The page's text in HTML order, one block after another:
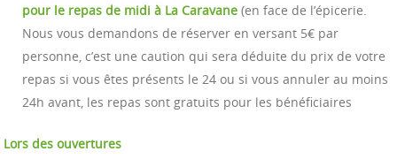
pour le repas de midi à La Caravane (en face de l’épicerie.
Nous vous demandons de réserver en versant 5€ par
personne, c’est une caution qui sera déduite du prix de votre
repas si vous êtes présents le 24 ou si vous annuler au moins
24h avant, les repas sont gratuits pour les bénéficiaires
Lors des ouvertures